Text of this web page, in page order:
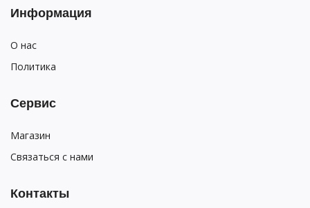
Информация
О нас
Политика
Сервис
Магазин
Связаться с нами
Контакты